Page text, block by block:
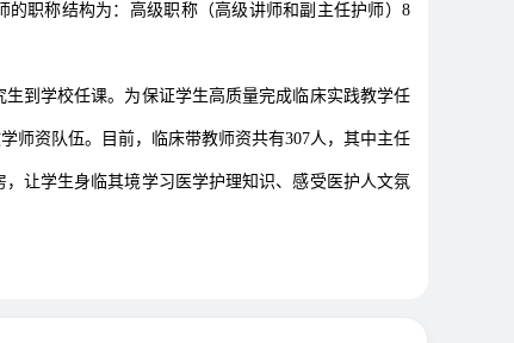
职称结构为：高级职称（高级讲师和副主任护师）8
到学校任课。为保证学生高质量完成临床实践教学任
师资队伍。目前，临床带教师资共有307人，其中主任
让学生身临其境学习医学护理知识、感受医护人文氛